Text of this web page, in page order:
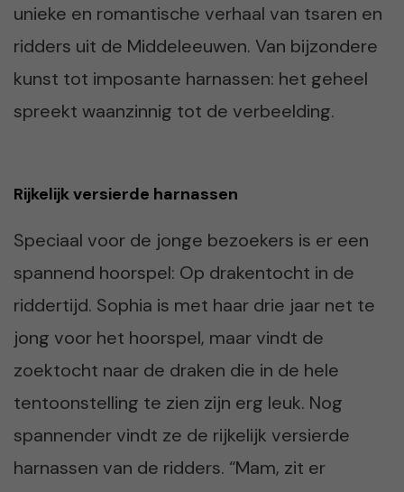
unieke en romantische verhaal van tsaren en
ridders uit de Middeleeuwen. Van bijzondere
kunst tot imposante harnassen: het geheel
spreekt waanzinnig tot de verbeelding.
Rijkelijk versierde harnassen
Speciaal voor de jonge bezoekers is er een
spannend hoorspel: Op drakentocht in de
riddertijd. Sophia is met haar drie jaar net te
jong voor het hoorspel, maar vindt de
zoektocht naar de draken die in de hele
tentoonstelling te zien zijn erg leuk. Nog
spannender vindt ze de rijkelijk versierde
harnassen van de ridders. “Mam, zit er